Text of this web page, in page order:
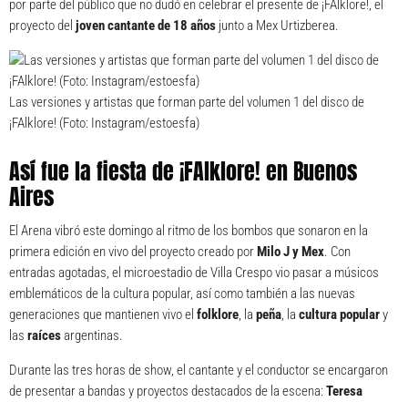
por parte del público que no dudó en celebrar el presente de ¡FAlklore!, el
proyecto del joven cantante de 18 años junto a Mex Urtizberea.
Las versiones y artistas que forman parte del volumen 1 del disco de
¡FAlklore! (Foto: Instagram/estoesfa)
Así fue la fiesta de ¡FAlklore! en Buenos
Aires
El Arena vibró este domingo al ritmo de los bombos que sonaron en la
primera edición en vivo del proyecto creado porMilo J y Mex. Con
entradas agotadas, el microestadio de Villa Crespo vio pasar a músicos
emblemáticos de la cultura popular, así como también a las nuevas
generaciones que mantienen vivo el folklore, la peña, la cultura populary
las raícesargentinas.
Durante las tres horas de show, el cantante y el conductor se encargaron
de presentar a bandas y proyectos destacados de la escena:Teresa